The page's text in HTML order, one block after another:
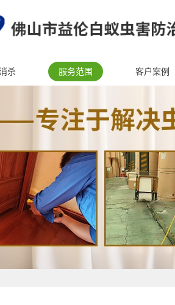
杀 服务范围 客户案例